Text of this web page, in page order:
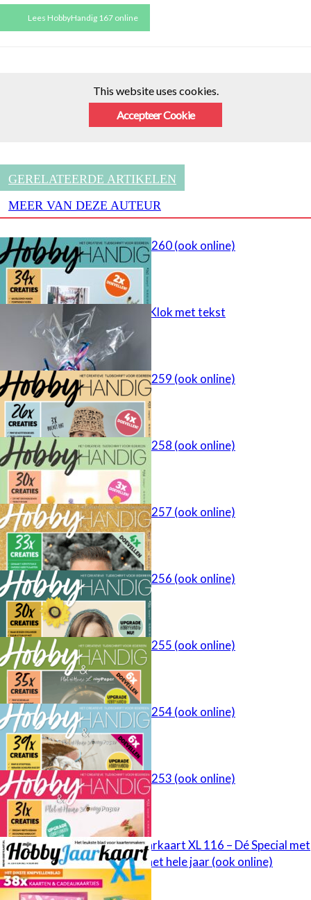
Lees HobbyHandig 167 online
This website uses cookies.
Accepteer Cookie
GERELATEERDE ARTIKELEN
MEER VAN DEZE AUTEUR
HobbyHandig 260 (ook online)
cadeau idee – Klok met tekst
HobbyHandig 259 (ook online)
HobbyHandig 258 (ook online)
HobbyHandig 257 (ook online)
HobbyHandig 256 (ook online)
HobbyHandig 255 (ook online)
HobbyHandig 254 (ook online)
HobbyHandig 253 (ook online)
Mijn HobbyJaarkaart XL 116 – Dé Special met
kaarten voor het hele jaar (ook online)